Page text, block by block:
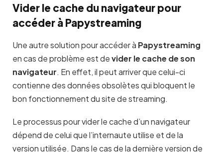
Vider le cache du navigateur pour
accéder à Papystreaming
Une autre solution pour accéder à Papystreaming
en cas de problème est devider le cache de son
navigateur. En effet, il peut arriver que celui-ci
contienne des données obsolètes qui bloquent le
bon fonctionnement du site de streaming.
Le processus pour vider le cache d’un navigateur
dépend de celui que l’internaute utilise et de la
version utilisée. Dans le cas de la dernière version de